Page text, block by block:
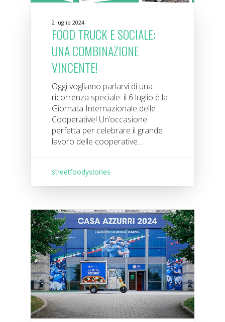
2 luglio 2024
FOOD TRUCK E SOCIALE:
UNA COMBINAZIONE
VINCENTE!
Oggi vogliamo parlarvi di una
ricorrenza speciale: il 6 luglio è la
Giornata Internazionale delle
Cooperative! Un’occasione
perfetta per celebrare il grande
lavoro delle cooperative...
streetfoodystories